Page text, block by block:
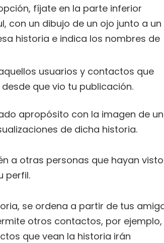
fíjate en la parte inferior
con un dibujo de un ojo junto a un
historia e indica los nombres de
usuarios y contactos que
que vio tu publicación.
apropósito con la imagen de un
de dicha historia.
a otras personas que hayan visto
perfil.
se ordena a partir de tus
otros contactos, por ejemplo,
que vean la historia irán